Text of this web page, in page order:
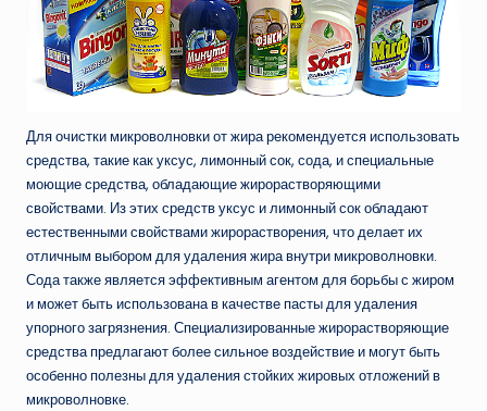
Для очистки микроволновки от жира рекомендуется использовать
средства, такие как уксус, лимонный сок, сода, и специальные
моющие средства, обладающие жирорастворяющими
свойствами. Из этих средств уксус и лимонный сок обладают
естественными свойствами жирорастворения, что делает их
отличным выбором для удаления жира внутри микроволновки.
Сода также является эффективным агентом для борьбы с жиром
и может быть использована в качестве пасты для удаления
упорного загрязнения. Специализированные жирорастворяющие
средства предлагают более сильное воздействие и могут быть
особенно полезны для удаления стойких жировых отложений в
микроволновке.